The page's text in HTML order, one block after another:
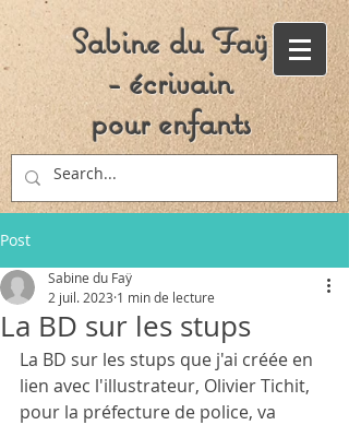
Sabine du Faÿ
- écrivain
pour enfants
Post
La BD sur les stups
Sabine du Faÿ
2 juil. 2023 1 min de lecture
La BD sur les stups que j'ai créée en
lien avec l'illustrateur, Olivier Tichit,
pour la préfecture de police, va